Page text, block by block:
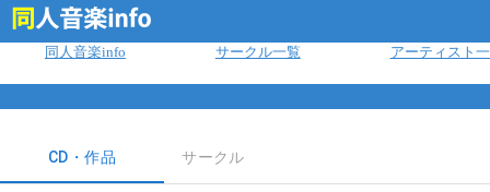
同人音楽info サークル一覧 アーティスト
CD・作品 サークル